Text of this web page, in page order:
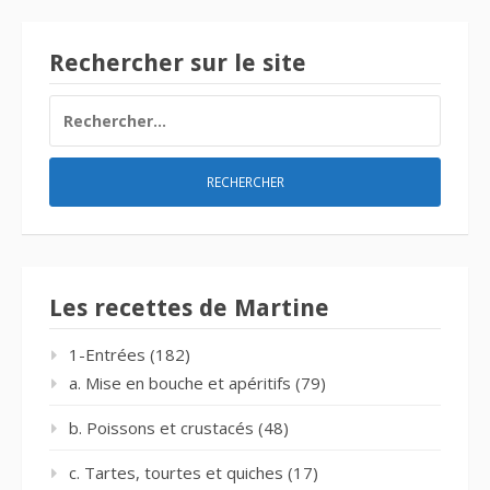
Rechercher sur le site
Les recettes de Martine
1-Entrées (182)
a. Mise en bouche et apéritifs (79)
b. Poissons et crustacés (48)
c. Tartes, tourtes et quiches (17)